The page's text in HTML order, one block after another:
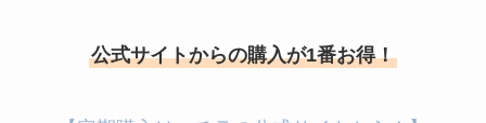
公式サイトからの購入が1番お得！